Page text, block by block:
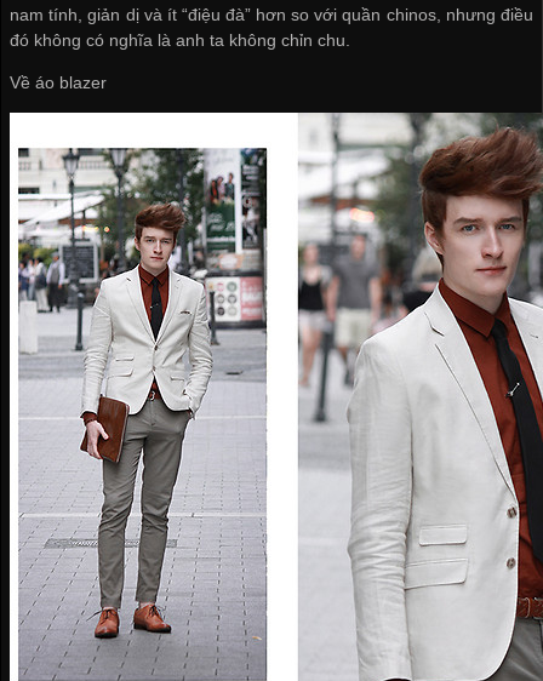
nam tính, giản dị và ít “điệu đà” hơn so với quần chinos, nhưng điều
đó không có nghĩa là anh ta không chỉn chu.
Về áo blazer